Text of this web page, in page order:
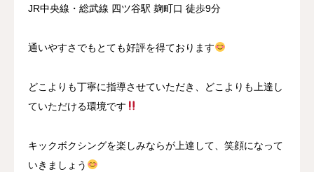
JR中央線・総武線 四ツ谷駅 麹町口 徒歩9分
通いやすさでもとても好評を得ております
どこよりも丁寧に指導させていただき、どこよりも上達し
ていただける環境です
キックボクシングを楽しみならが上達して、笑顔になって
いきましょう